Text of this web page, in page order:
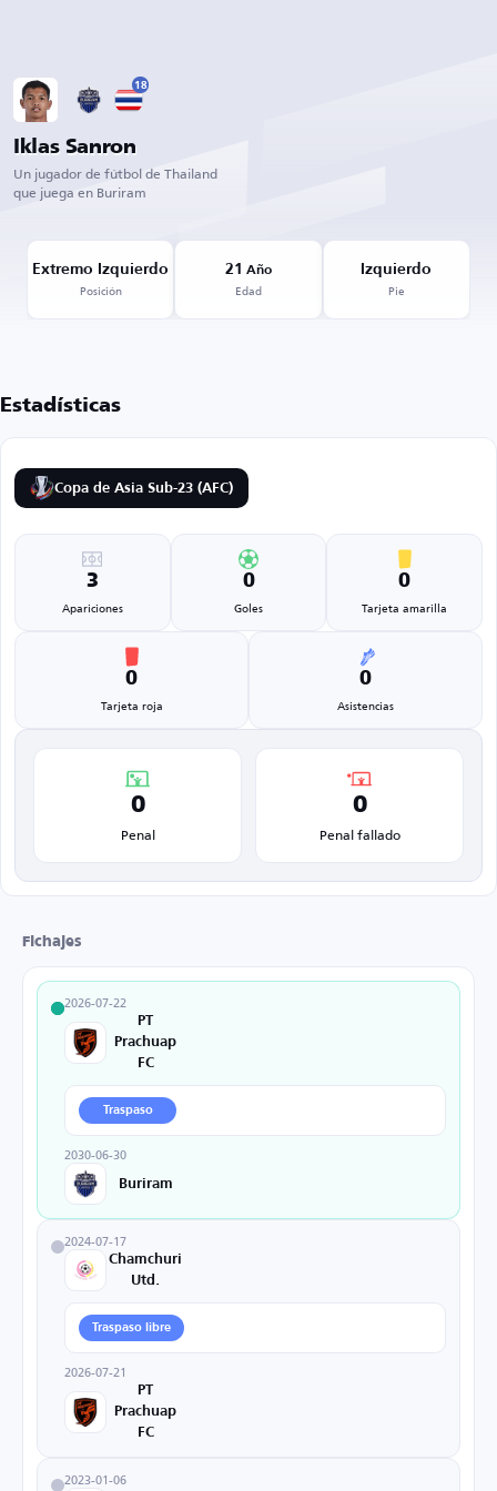
18
Iklas Sanron
Un jugador de fútbol de Thailand
que juega en Buriram
Extremo Izquierdo
Posición
21 Año
Edad
Izquierdo
Pie
Estadísticas
Copa de Asia Sub-23 (AFC)
3
Apariciones
0
Goles
0
Tarjeta amarilla
0
Tarjeta roja
0
Asistencias
0
Penal
0
Penal fallado
Fichajes
2026-07-22
PT
Prachuap
FC
Traspaso
2030-06-30
Buriram
2024-07-17
Chamchuri
Utd.
Traspaso libre
2026-07-21
PT
Prachuap
FC
2023-01-06